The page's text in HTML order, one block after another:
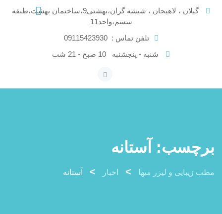
گیلان ، لاهیجان ، شیشه گران،بهشتی9،ساختمان بهشت،طبقه
ششم،واحد11
تلفن تماس :09115423930
شنبه - پنجشنبه
برچسب: آستانه
مطب زیبایی و لیزر میها > اخبار > آستانه